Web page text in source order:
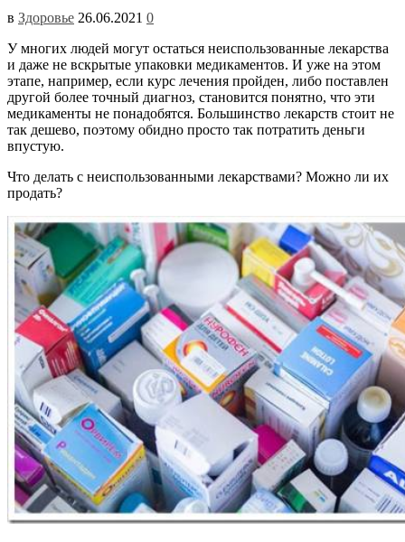
в Здоровье 26.06.2021 0
У многих людей могут остаться неиспользованные лекарства
и даже не вскрытые упаковки медикаментов. И уже на этом
этапе, например, если курс лечения пройден, либо поставлен
другой более точный диагноз, становится понятно, что эти
медикаменты не понадобятся. Большинство лекарств стоит не
так дешево, поэтому обидно просто так потратить деньги
впустую.
Что делать с неиспользованными лекарствами? Можно ли их
продать?